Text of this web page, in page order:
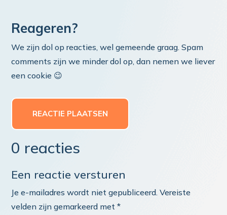
Reageren?
We zijn dol op reacties, wel gemeende graag. Spam
comments zijn we minder dol op, dan nemen we liever
een cookie 😉
REACTIE PLAATSEN
0 reacties
Een reactie versturen
Je e-mailadres wordt niet gepubliceerd. Vereiste
velden zijn gemarkeerd met*